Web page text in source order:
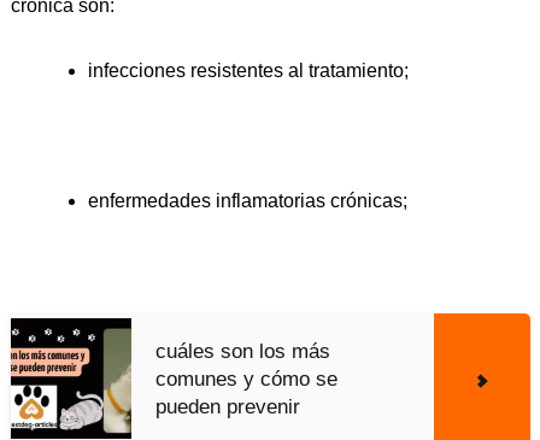
crónica son:
infecciones resistentes al tratamiento;
enfermedades inflamatorias crónicas;
cuáles son los más
comunes y cómo se
pueden prevenir